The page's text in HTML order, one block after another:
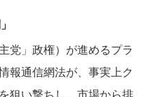
党」政権）が進めるプラ
報通信網法が、事実上ク
狙い撃ちし、市場から排